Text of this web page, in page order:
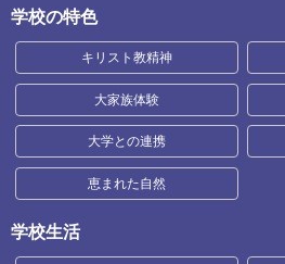
学校の特色
キリスト教精神
大家族体験
大学との連携
恵まれた自然
学校生活